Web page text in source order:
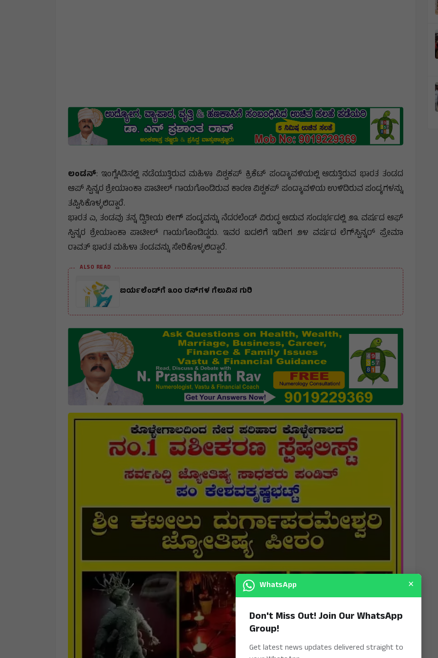
ಲಂಡನ್: ಇಂಗ್ಲೆAಡಿನಲ್ಲಿ ನಡೆಯುತ್ತಿರುವ ಮಹಿಳಾ ವಿಶ್ವಕಪ್ ಕ್ರಿಕೆಟ್ ಪಂದ್ಯಾವಳಿಯಲ್ಲಿ ಆಡುತ್ತಿರುವ ಭಾರತ ತಂಡದ
ಆಪ್ ಸ್ಪಿನ್ನರ ಶ್ರೇಯಾಂಕಾ ಪಾಟೀಲ್ ಗಾಯಗೊಂಡಿರುವ ಕಾರಣ ವಿಶ್ವಕಪ್ ಪಂದ್ಯಾವಳಿಯ ಉಳಿದಿರುವ ಪಂದ್ಯಗಳನ್ನು
ತಪ್ಪಿಸಿಕೊಳ್ಳಲಿದ್ದಾರೆ.
ಭಾರತ ಎ, ತಂಡವು ತನ್ನ ದ್ವಿತೀಯ ಲೀಗ್ ಪಂದ್ಯವನ್ನು ನೆದರಲೆಂಡ್ ವಿರುದ್ಧ ಆಡುವ ಸಂದರ್ಭದಲ್ಲಿ ೨೩ ವರ್ಷದ ಆಫ್
ಸ್ಪಿನ್ನರ ಶ್ರೇಯಾಂಕಾ ಪಾಟೀಲ್ ಗಾಯಗೊಂಡಿದ್ದರು. ಇವರ ಬದಲಿಗೆ ಇದೀಗ ೨೪ ವರ್ಷದ ಲೆಗ್‌ಸ್ಪಿನ್ನರ್ ಪ್ರೇಮಾ
ರಾವತ್ ಭಾರತ ಮಹಿಳಾ ತಂಡವನ್ನು ಸೇರಿಕೊಳ್ಳಲಿದ್ದಾರೆ.
ALSO READ
ಐರ್ಯಲೆಂಡ್‌ಗೆ ೩೦೦ ರನ್‌ಗಳ ಗೆಲುವಿನ ಗುರಿ
WhatsApp ×
Don't Miss Out! Join Our WhatsApp
Group!
Get latest news updates delivered straight to